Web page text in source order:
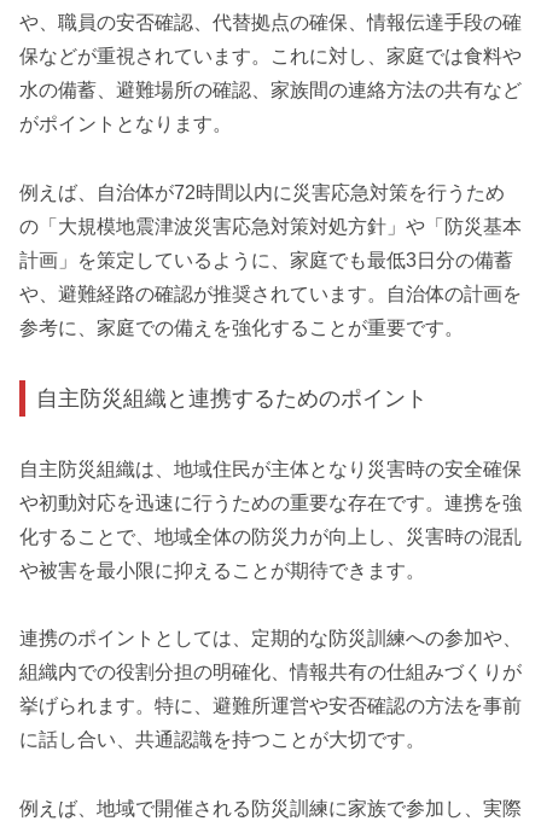
や、職員の安否確認、代替拠点の確保、情報伝達手段の確
保などが重視されています。これに対し、家庭では食料や
水の備蓄、避難場所の確認、家族間の連絡方法の共有など
がポイントとなります。
例えば、自治体が72時間以内に災害応急対策を行うため
の「大規模地震津波災害応急対策対処方針」や「防災基本
計画」を策定しているように、家庭でも最低3日分の備蓄
や、避難経路の確認が推奨されています。自治体の計画を
参考に、家庭での備えを強化することが重要です。
自主防災組織と連携するためのポイント
自主防災組織は、地域住民が主体となり災害時の安全確保
や初動対応を迅速に行うための重要な存在です。連携を強
化することで、地域全体の防災力が向上し、災害時の混乱
や被害を最小限に抑えることが期待できます。
連携のポイントとしては、定期的な防災訓練への参加や、
組織内での役割分担の明確化、情報共有の仕組みづくりが
挙げられます。特に、避難所運営や安否確認の方法を事前
に話し合い、共通認識を持つことが大切です。
例えば、地域で開催される防災訓練に家族で参加し、実際